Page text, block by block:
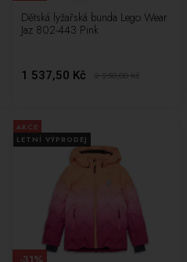
Dětská lyžařská bunda Lego Wear
Jaz 802-443 Pink
1 537,50 Kč 2 250,00Kč
AKCE
LETNÍ VÝPRODEJ